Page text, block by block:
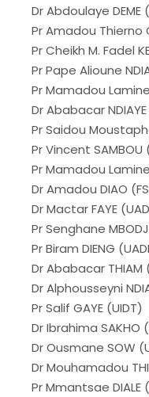
Dr Abdoulaye DEME
Pr Amadou Thierno
Pr Cheikh M. Fadel
Pr Pape Alioune
Pr Mamadou Lamine
Dr Ababacar
Pr Saidou
Pr Vincent SAMBOU
Pr Mamadou
Dr Amadou DIAO
Dr Mactar FAYE
Pr Senghane
Pr Biram DIENG
Dr Ababacar THIAM
Dr Alphousseyni
Pr Salif GAYE (UIDT)
Dr Ibrahima SAKHO
Dr Ousmane SOW
Dr Mouhamadou
Pr Mmantsae